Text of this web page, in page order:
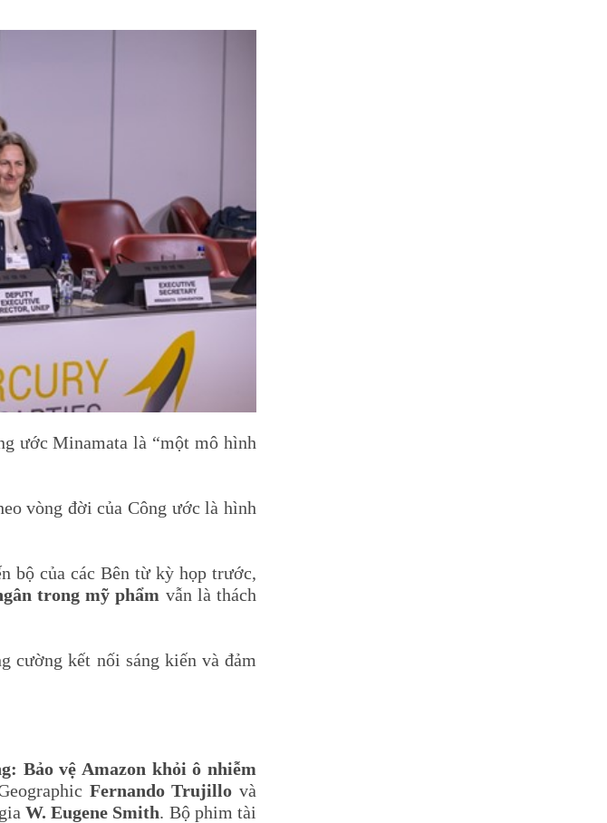
ước Minamata là “một mô hình
vòng đời của Công ước là hình
bộ của các Bên từ kỳ họp trước,
trong mỹ phẩm vẫn là thách
cường kết nối sáng kiến và đảm
Bảo vệ Amazon khỏi ô nhiễm
Fernando Trujillo và
W. Eugene Smith. Bộ phim tài